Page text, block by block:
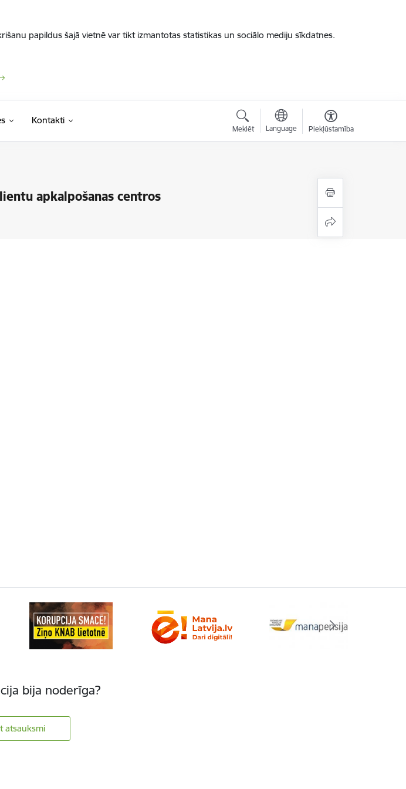
papildus šajā vietnē var tikt izmantotas statistikas un sociālo mediju sīkdatnes.
Kontakti
Meklēt Language Piekļūstamība
apkalpošanas centros
bija noderīga?
atsauksmi